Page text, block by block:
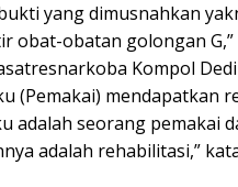
yang dimusnahkan
obat-obatan golongan
Kompol
(Pemakai) mendapatkan
adalah seorang pemakai
adalah rehabilitasi,”